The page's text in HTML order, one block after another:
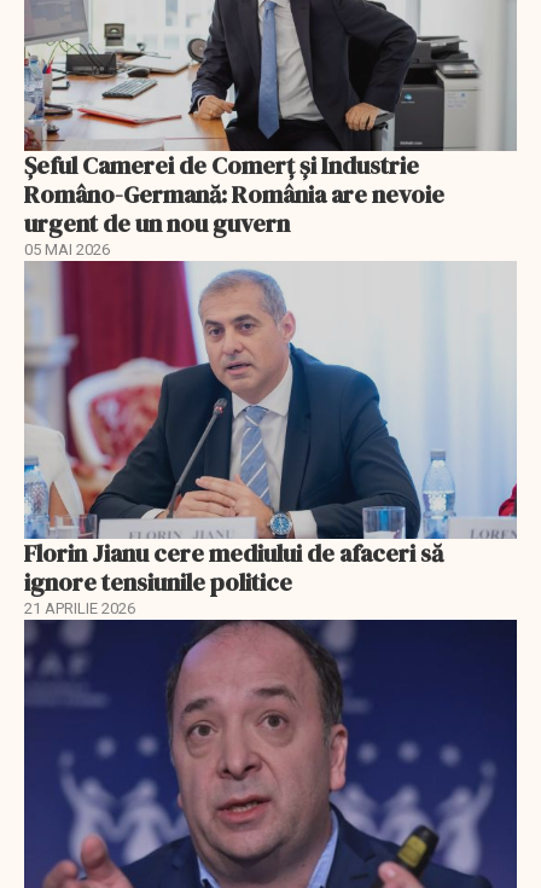
Șeful Camerei de Comerț și Industrie
Româno-Germană: România are nevoie
urgent de un nou guvern
05 MAI 2026
Florin Jianu cere mediului de afaceri să
ignore tensiunile politice
21 APRILIE 2026
EXCLUSIV